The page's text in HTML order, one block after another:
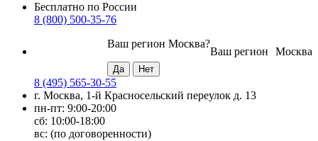
Бесплатно по России
8 (800) 500-35-76
Москва
Ваш регион
Ваш регион Москва?
8 (495) 565-30-55
г. Москва, 1-й Красносельский переулок д. 13
пн-пт: 9:00-20:00
сб: 10:00-18:00
вс: (по договоренности)